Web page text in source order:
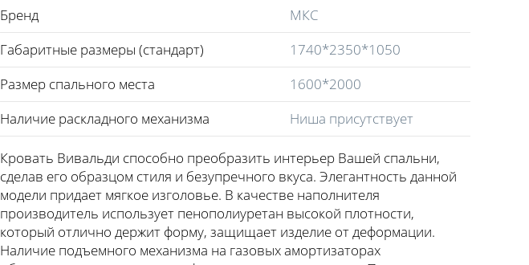
Бренд
МКС
Габаритные размеры (стандарт)
1740*2350*1050
Размер спального места
1600*2000
Наличие раскладного механизма
Ниша присутствует
Кровать Вивальди способно преобразить интерьер Вашей спальни,
сделав его образцом стиля и безупречного вкуса. Элегантность данной
модели придает мягкое изголовье. В качестве наполнителя
производитель использует пенополиуретан высокой плотности,
который отлично держит форму, защищает изделие от деформации.
Наличие подъемного механизма на газовых амортизаторах